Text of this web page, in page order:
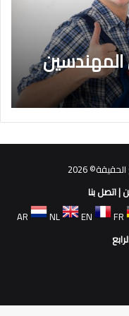
2026
|اتصل بنا
AR
NL EN FR